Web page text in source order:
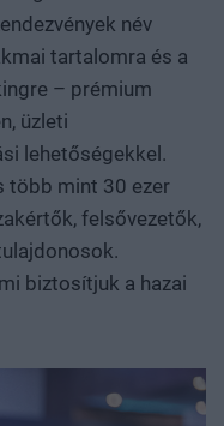
piacképes
Hol áll Európa
és Kína közötti
van valódi
másoktól, és
vagy
kutatási
és intézményi
egy ígéretes
vagy prototípusok
döntéshozók és
név
tartalomra és a
– prémium
üzleti
lehetőségekkel.
több mint 30 ezer
felsővezetők,
biztosítjuk a hazai